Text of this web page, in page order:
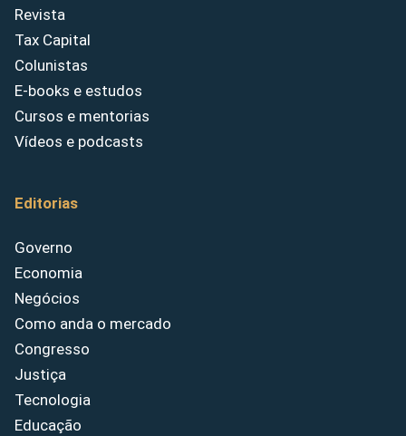
Revista
Tax Capital
Colunistas
E-books e estudos
Cursos e mentorias
Vídeos e podcasts
Editorias
Governo
Economia
Negócios
Como anda o mercado
Congresso
Justiça
Tecnologia
Educação